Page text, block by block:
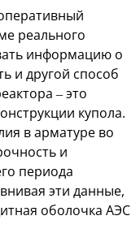
реального
информацию о
и другой способ
– это
купола.
в арматуре во
и
периода
эти данные,
оболочка АЭС